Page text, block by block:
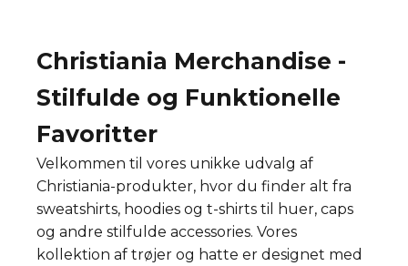
Christiania Merchandise -
Stilfulde og Funktionelle
Favoritter
Velkommen til vores unikke udvalg af
Christiania-produkter, hvor du finder alt fra
sweatshirts, hoodies og t-shirts til huer, caps
og andre stilfulde accessories. Vores
kollektion af trøjer og hatte er designet med